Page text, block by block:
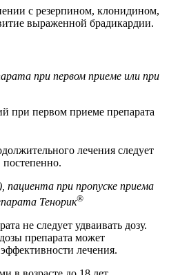
с резерпином, клонидином,
выраженной брадикардии.
при первом приеме или при
при первом приеме препарата
лечения следует
пациента при пропуске приема
Тенорик®
не следует удваивать дозу.
препарата может
лечения.